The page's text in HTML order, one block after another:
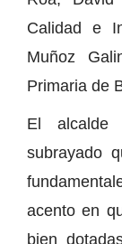
Calidad e
Muñoz
Primaria de
El
subrayado
acento en
bien